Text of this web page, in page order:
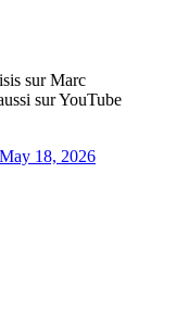
sur Marc
sur YouTube
May 18, 2026